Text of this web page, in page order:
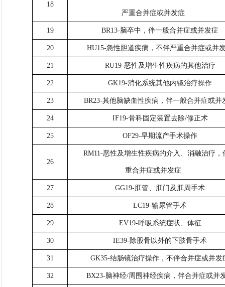
18
严重合并症或并发症
19 BR13-脑卒中，伴一般合并症或并发症
20 HU15-急性胆道疾病，不伴严重合并症或并
21 RU19-恶性及增生性疾病的其他治疗
22 GK19-消化系统其他内镜治疗操作
23 BR23-其他脑缺血性疾病，伴一般合并症或并
24 IF19-骨科固定装置去除/修正术
25 OF29-早期流产手术操作
26
RM11-恶性及增生性疾病的介入、消融治疗，
重合并症或并发症
27 GG19-肛管、肛门及肛周手术
28 LC19-输尿管手术
29 EV19-呼吸系统症状、体征
30 IE39-除股骨以外的下肢骨手术
31 GK35-结肠镜治疗操作，不伴合并症或并发
32 BX23-脑神经/周围神经疾病，伴合并症或并